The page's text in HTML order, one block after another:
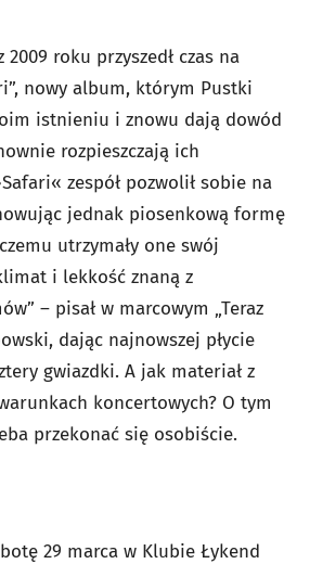
2009 roku przyszedł czas na
nowy album, którym Pustki
istnieniu i znowu dają dowód
rozpieszczają ich
zespół pozwolił sobie na
jednak piosenkową formę
utrzymały one swój
i lekkość znaną z
– pisał w marcowym „Teraz
dając najnowszej płycie
gwiazdki. A jak materiał z
koncertowych? O tym
przekonać się osobiście.
29 marca w Klubie Łykend